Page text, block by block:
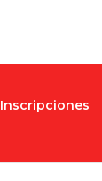
Inscripciones